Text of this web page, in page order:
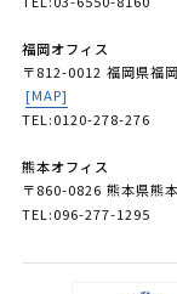
福岡オフィス
〒812-0012 福岡県福
[MAP]
TEL:0120-278-276
熊本オフィス
〒860-0826 熊本県熊
TEL:096-277-1295